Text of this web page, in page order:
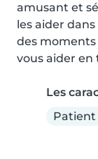
amusant et
les aider
des moments
vous aider
Les
Patient